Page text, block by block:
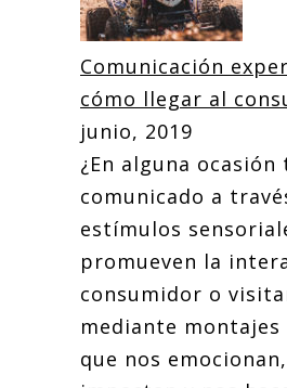
Comunicación
cómo llegar al
junio, 2019
¿En alguna ocasión
comunicado a
estímulos
promueven la
consumidor o
mediante montajes
que nos